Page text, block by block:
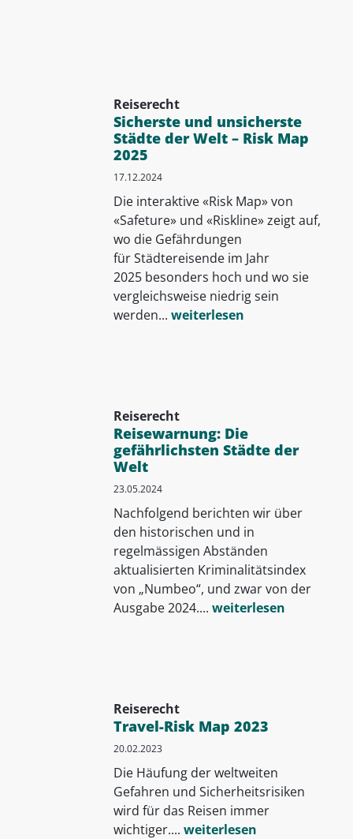
Reiserecht
Sicherste und unsicherste
Städte der Welt – Risk Map
2025
17.12.2024
Die interaktive «Risk Map» von
«Safeture» und «Riskline» zeigt auf,
wo die Gefährdungen
für Städtereisende im Jahr
2025 besonders hoch und wo sie
vergleichsweise niedrig sein
werden... weiterlesen
Reiserecht
Reisewarnung: Die
gefährlichsten Städte der
Welt
23.05.2024
Nachfolgend berichten wir über
den historischen und in
regelmässigen Abständen
aktualisierten Kriminalitätsindex
von „Numbeo“, und zwar von der
Ausgabe 2024.... weiterlesen
Reiserecht
Travel-Risk Map 2023
20.02.2023
Die Häufung der weltweiten
Gefahren und Sicherheitsrisiken
wird für das Reisen immer
wichtiger.... weiterlesen